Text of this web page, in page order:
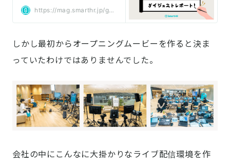
ーザーミートアップ「PARK
2021」レポート - SmartH
https://mag.smarthr.jp/gui
de/information/detail/park
しかし最初からオープニングムービーを作ると決ま
っていたわけではありませんでした。
会社の中にこんなに大掛かりなライブ配信環境を作